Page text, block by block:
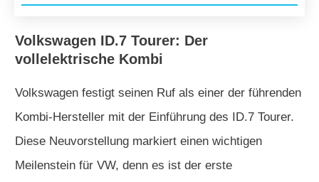
Volkswagen ID.7 Tourer: Der
vollelektrische Kombi
Volkswagen festigt seinen Ruf als einer der führenden
Kombi-Hersteller mit der Einführung des ID.7 Tourer.
Diese Neuvorstellung markiert einen wichtigen
Meilenstein für VW, denn es ist der erste